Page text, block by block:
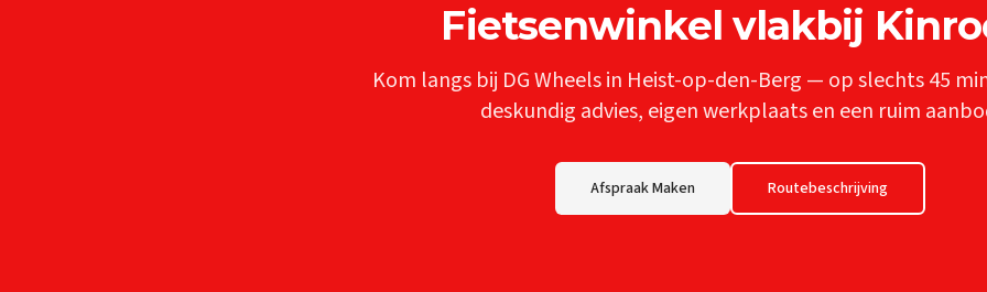
Fietsenwinkel vlakbij
Kom langs bij DG Wheels in Heist-op-den-Berg — op slechts45
deskundig advies, eigen werkplaats en een ruim
Afspraak Maken Routebeschrijving